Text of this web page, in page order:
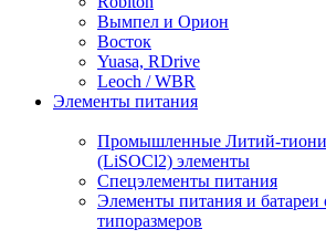
Вымпел и Орион
Восток
Yuasa, RDrive
Leoch / WBR
Элементы питания
Промышленные Литий-
(LiSOCl2) элементы
Спецэлементы питания
Элементы питания и батареи
типоразмеров